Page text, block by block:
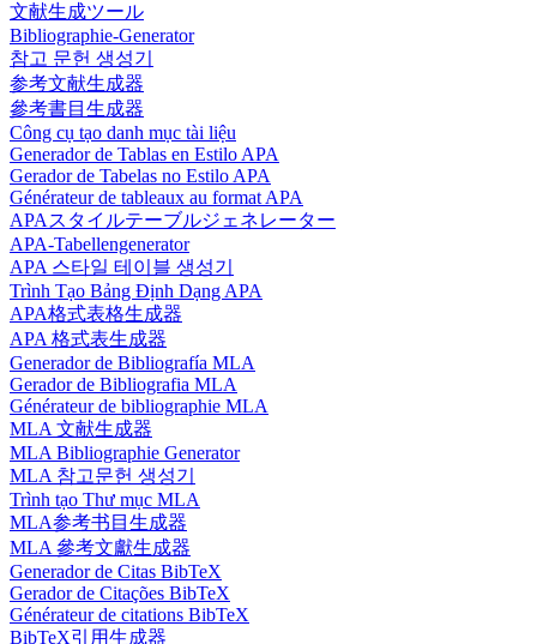
文献生成ツール
Bibliographie-Generator
참고 문헌 생성기
参考文献生成器
參考書目生成器
Công cụ tạo danh mục tài liệu
Generador de Tablas en Estilo APA
Gerador de Tabelas no Estilo APA
Générateur de tableaux au format APA
APAスタイルテーブルジェネレーター
APA-Tabellengenerator
APA 스타일 테이블 생성기
Trình Tạo Bảng Định Dạng APA
APA格式表格生成器
APA 格式表生成器
Generador de Bibliografía MLA
Gerador de Bibliografia MLA
Générateur de bibliographie MLA
MLA 文献生成器
MLA Bibliographie Generator
MLA 참고문헌 생성기
Trình tạo Thư mục MLA
MLA参考书目生成器
MLA 參考文獻生成器
Generador de Citas BibTeX
Gerador de Citações BibTeX
Générateur de citations BibTeX
BibTeX引用生成器